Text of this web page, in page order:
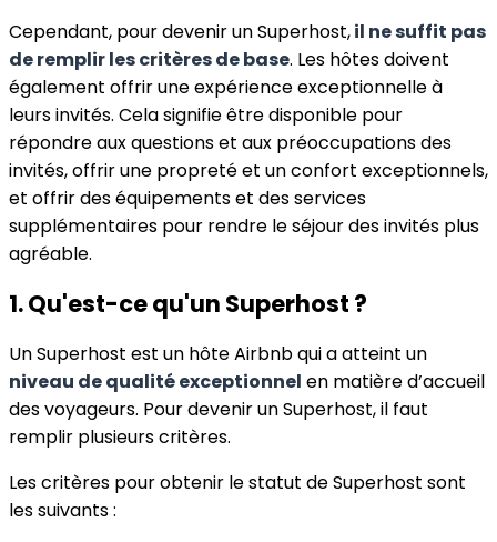
Cependant, pour devenir un Superhost,il ne suffit pas
de remplir les critères de base. Les hôtes doivent
également offrir une expérience exceptionnelle à
leurs invités. Cela signifie être disponible pour
répondre aux questions et aux préoccupations des
invités, offrir une propreté et un confort exceptionnels,
et offrir des équipements et des services
supplémentaires pour rendre le séjour des invités plus
agréable.
1. Qu'est-ce qu'un Superhost ?
Un Superhost est un hôte Airbnb qui a atteint un
niveau de qualité exceptionnel en matière d’accueil
des voyageurs. Pour devenir un Superhost, il faut
remplir plusieurs critères.
Les critères pour obtenir le statut de Superhost sont
les suivants :